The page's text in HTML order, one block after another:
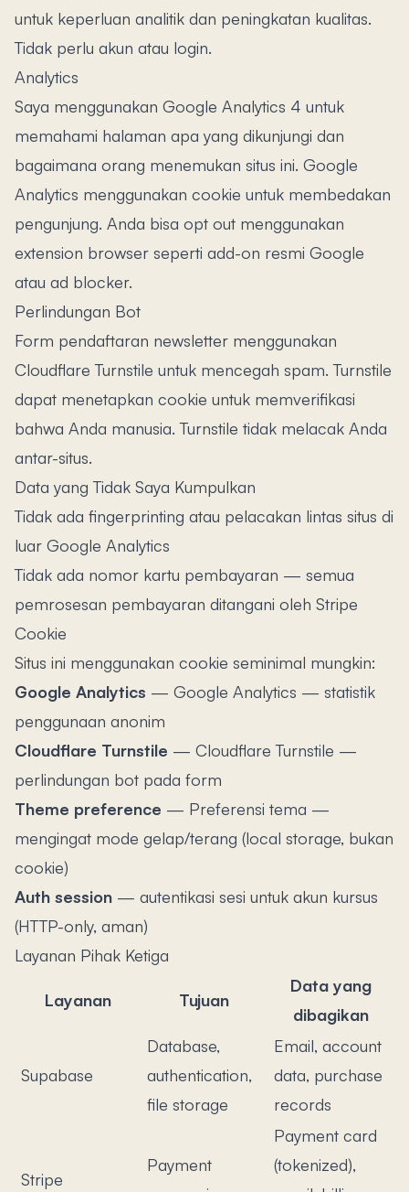
untuk keperluan analitik dan peningkatan kualitas.
Tidak perlu akun atau login.
Analytics
Saya menggunakan Google Analytics 4 untuk
memahami halaman apa yang dikunjungi dan
bagaimana orang menemukan situs ini. Google
Analytics menggunakan cookie untuk membedakan
pengunjung. Anda bisa opt out menggunakan
extension browser seperti add-on resmi Google
atau ad blocker.
Perlindungan Bot
Form pendaftaran newsletter menggunakan
Cloudflare Turnstile untuk mencegah spam. Turnstile
dapat menetapkan cookie untuk memverifikasi
bahwa Anda manusia. Turnstile tidak melacak Anda
antar-situs.
Data yang Tidak Saya Kumpulkan
Tidak ada fingerprinting atau pelacakan lintas situs di
luar Google Analytics
Tidak ada nomor kartu pembayaran — semua
pemrosesan pembayaran ditangani oleh Stripe
Cookie
Situs ini menggunakan cookie seminimal mungkin:
Google Analytics — Google Analytics — statistik
penggunaan anonim
Cloudflare Turnstile — Cloudflare Turnstile —
perlindungan bot pada form
Theme preference — Preferensi tema —
mengingat mode gelap/terang (local storage, bukan
cookie)
Auth session — autentikasi sesi untuk akun kursus
(HTTP-only, aman)
Layanan Pihak Ketiga
Layanan Tujuan
Data yang
dibagikan
Supabase
Database,
authentication,
file storage
Email, account
data, purchase
records
Stripe
Payment
Payment card
(tokenized),